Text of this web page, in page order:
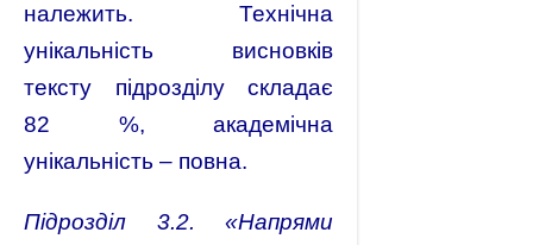
належить. Технічна
унікальність висновків
тексту підрозділу складає
82 %, академічна
унікальність – повна.
Підрозділ 3.2. «Напрями